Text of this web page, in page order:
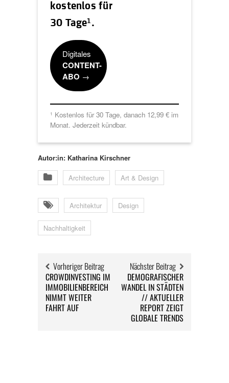
kostenlos für
30 Tage1 .
Digitales
CONTENT-
ABO →
1 Kostenlos für 30 Tage, danach 12,99 € im
Monat. Jederzeit kündbar.
Autor:in: Katharina Kirschner
Architecture Art & Design
Architektur Design
Nachhaltigkeit
Vorheriger Beitrag
CROWDINVESTING IM
IMMOBILIENBEREICH
NIMMT WEITER
FAHRT AUF
Nächster Beitrag
DEMOGRAFISCHER
WANDEL IN STÄDTEN
// AKTUELLER
REPORT ZEIGT
GLOBALE TRENDS